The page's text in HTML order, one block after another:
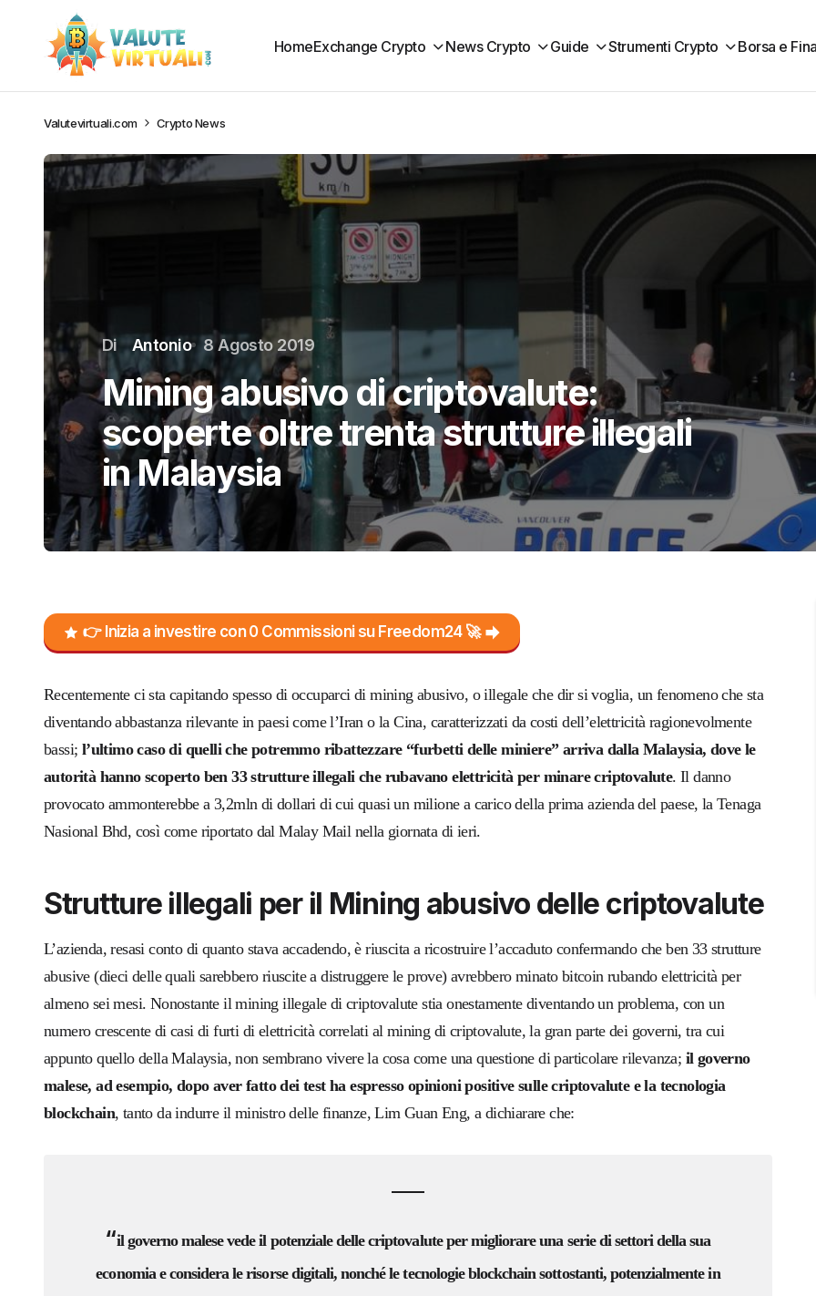
HomeExchange Crypto News Crypto Guide Strumenti Crypto Borsa e
Valutevirtuali.com Crypto News
Di Antonio 8 Agosto 2019
Mining abusivo di criptovalute:
scoperte oltre trenta strutture illegali
in Malaysia
👉 Inizia a investire con 0 Commissioni su Freedom24 🚀
Recentemente ci sta capitando spesso di occuparci di mining abusivo, o illegale che dir si voglia, un fenomeno che sta
diventando abbastanza rilevante in paesi come l’Iran o la Cina, caratterizzati da costi dell’elettricità ragionevolmente
bassi; l’ultimo caso di quelli che potremmo ribattezzare “furbetti delle miniere” arriva dalla Malaysia, dove le
autorità hanno scoperto ben 33 strutture illegali che rubavano elettricità per minare criptovalute. Il danno
provocato ammonterebbe a 3,2mln di dollari di cui quasi un milione a carico della prima azienda del paese, la Tenaga
Nasional Bhd, così come riportato dal Malay Mail nella giornata di ieri.
Strutture illegali per il Mining abusivo delle criptovalute
L’azienda, resasi conto di quanto stava accadendo, è riuscita a ricostruire l’accaduto confermando che ben 33 strutture
abusive (dieci delle quali sarebbero riuscite a distruggere le prove) avrebbero minato bitcoin rubando elettricità per
almeno sei mesi. Nonostante il mining illegale di criptovalute stia onestamente diventando un problema, con un
numero crescente di casi di furti di elettricità correlati al mining di criptovalute, la gran parte dei governi, tra cui
appunto quello della Malaysia, non sembrano vivere la cosa come una questione di particolare rilevanza; il governo
malese, ad esempio, dopo aver fatto dei test ha espresso opinioni positive sulle criptovalute e la tecnologia
blockchain, tanto da indurre il ministro delle finanze, Lim Guan Eng, a dichiarare che:
“il governo malese vede il potenziale delle criptovalute per migliorare una serie di settori della sua
economia e considera le risorse digitali, nonché le tecnologie blockchain sottostanti, potenzialmente in